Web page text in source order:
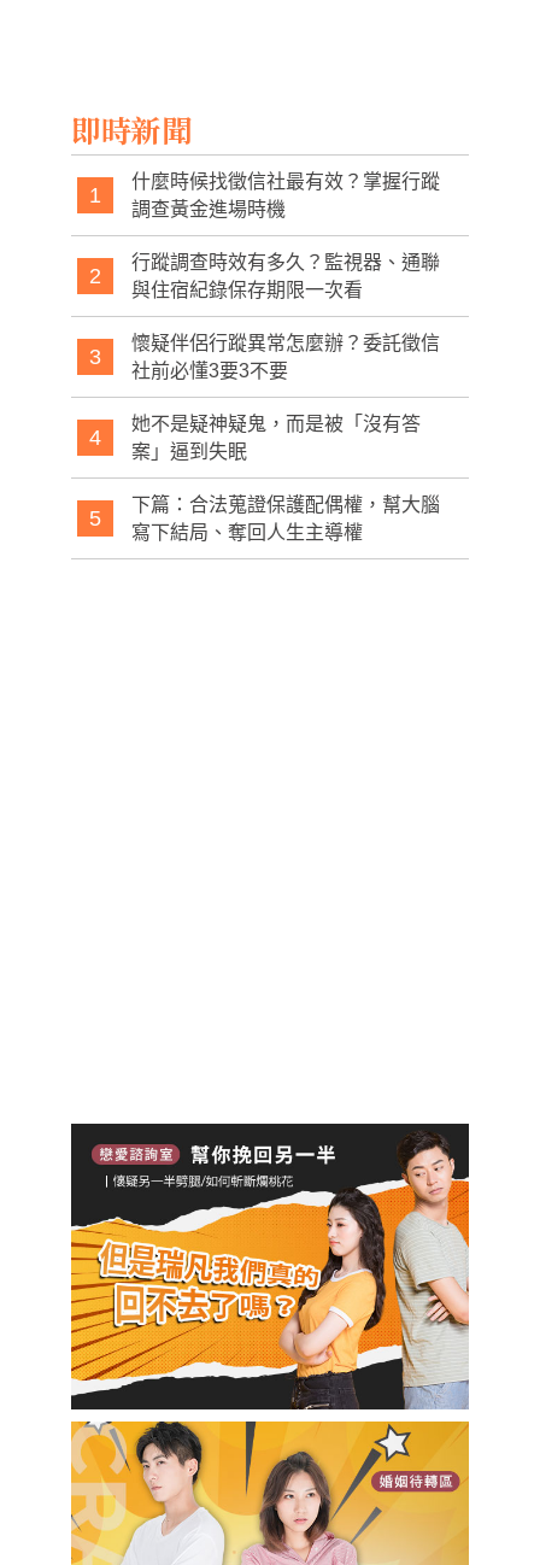
即時新聞
1
什麼時候找徵信社最有效？掌握行蹤
調查黃金進場時機
2
行蹤調查時效有多久？監視器、通聯
與住宿紀錄保存期限一次看
3
懷疑伴侶行蹤異常怎麼辦？委託徵信
社前必懂3要3不要
4
她不是疑神疑鬼，而是被「沒有答
案」逼到失眠
5
下篇：合法蒐證保護配偶權，幫大腦
寫下結局、奪回人生主導權